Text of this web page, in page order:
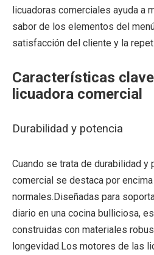
licuadoras comerciales ayuda a
sabor de los elementos del
satisfacción del cliente y la
Características
licuadora comercial
Durabilidad y potencia
Cuando se trata de durabilidad y
comercial se destaca por
normales.Diseñadas para
diario en una cocina bulliciosa,
construidas con materiales
longevidad.Los motores de las